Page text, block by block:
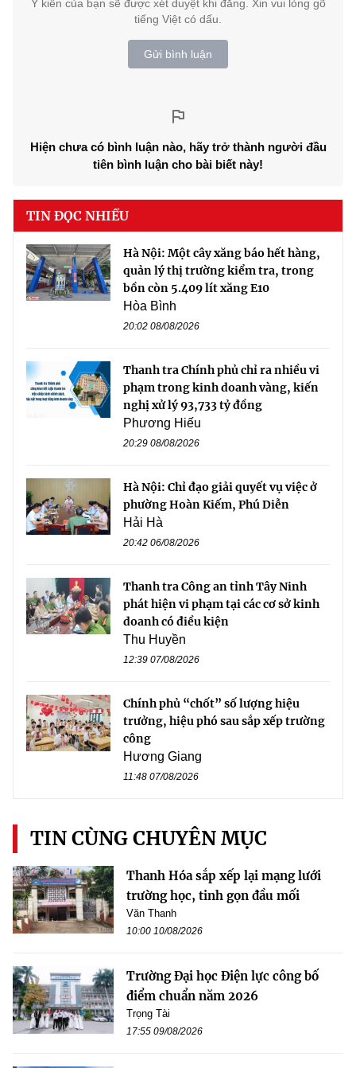
Ý kiến của bạn sẽ được xét duyệt khi đăng. Xin vui lòng gõ
tiếng Việt có dấu.
Gửi bình luận
Hiện chưa có bình luận nào, hãy trở thành người đầu
tiên bình luận cho bài biết này!
TIN ĐỌC NHIỀU
Hà Nội: Một cây xăng báo hết hàng,
quản lý thị trường kiểm tra, trong
bồn còn 5.409 lít xăng E10
Hòa Bình
20:02 08/08/2026
Thanh tra Chính phủ chỉ ra nhiều vi
phạm trong kinh doanh vàng, kiến
nghị xử lý 93,733 tỷ đồng
Phương Hiếu
20:29 08/08/2026
Hà Nội: Chỉ đạo giải quyết vụ việc ở
phường Hoàn Kiếm, Phú Diễn
Hải Hà
20:42 06/08/2026
Thanh tra Công an tỉnh Tây Ninh
phát hiện vi phạm tại các cơ sở kinh
doanh có điều kiện
Thu Huyền
12:39 07/08/2026
Chính phủ “chốt” số lượng hiệu
trưởng, hiệu phó sau sắp xếp trường
công
Hương Giang
11:48 07/08/2026
TIN CÙNG CHUYÊN MỤC
Thanh Hóa sắp xếp lại mạng lưới
trường học, tinh gọn đầu mối
Văn Thanh
10:00 10/08/2026
Trường Đại học Điện lực công bố
điểm chuẩn năm 2026
Trọng Tài
17:55 09/08/2026